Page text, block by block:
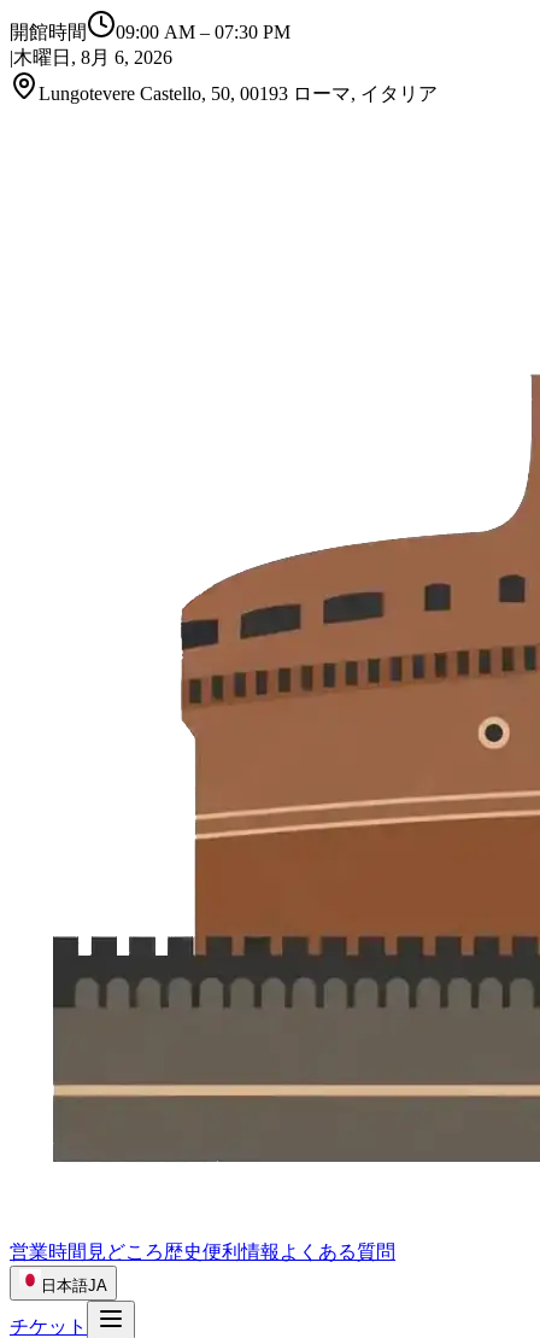
開館時間 09:00 AM – 07:30 PM
|木曜日, 8月 6, 2026
Lungotevere Castello, 50, 00193 ローマ, イタリア
営業時間 見どころ歴史便利情報 よくある質問
日本語JA
チケット